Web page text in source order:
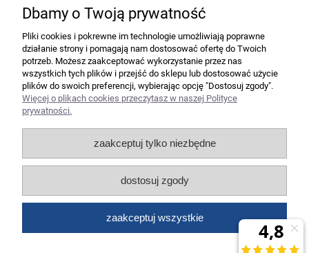
Firma
Bindownice wg producentów
Niszczarki wg producentów
Liczarki pieniędzy
Wszelkie prawa zastrzeżone dla artykuły biurowe Koneser.
Dbamy o Twoją prywatność
Pliki cookies i pokrewne im technologie umożliwiają poprawne
działanie strony i pomagają nam dostosować ofertę do Twoich
potrzeb. Możesz zaakceptować wykorzystanie przez nas
wszystkich tych plików i przejść do sklepu lub dostosować użycie
plików do swoich preferencji, wybierając opcję "Dostosuj zgody".
Więcej o plikach cookies przeczytasz w naszej Polityce
prywatności.
zaakceptuj tylko niezbędne
dostosuj zgody
zaakceptuj wszystkie